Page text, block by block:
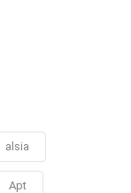
alsia
Apt